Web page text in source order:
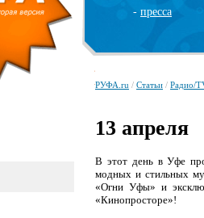
- пресса
РУФА.ru / Статьи / Радио/
13 апреля
В этот день в Уфе
модных и стильных
«Огни Уфы» и
«Кинопросторе»!